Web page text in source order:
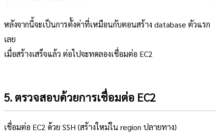
หลังจากนี้จะเป็นการตั้งค่าที่เหมือนกับตอนสร้าง database ตัวแรก
เลย
เมื่อสร้างเสร็จแล้ว ต่อไปจะทดลองเชื่อมต่อ EC2
5. ตรวจสอบด้วยการเชื่อมต่อ EC2
เชื่อมต่อ EC2 ด้วย SSH (สร้างใหม่ใน region ปลายทาง)